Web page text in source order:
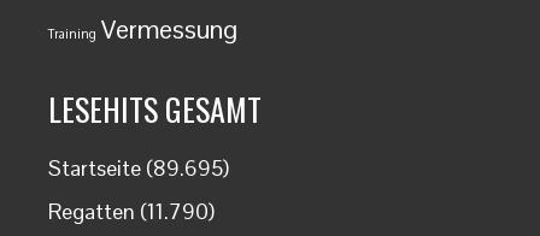
Training Vermessung
LESEHITS GESAMT
Startseite (89.695)
Regatten (11.790)